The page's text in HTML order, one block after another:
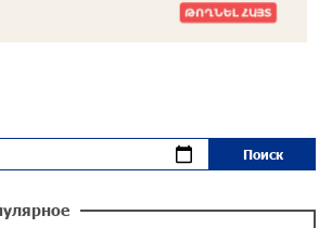
на самом деле ожидает общество?
бойкота оппозиции - пустая
дня? «Паст»